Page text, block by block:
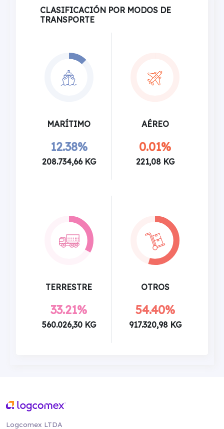
CLASIFICACIÓN POR MODOS DE
TRANSPORTE
MARÍTIMO
12.38%
208.734,66 KG
AÉREO
0.01%
221,08 KG
TERRESTRE
33.21%
560.026,30 KG
OTROS
54.40%
917.320,98 KG
Logcomex LTDA